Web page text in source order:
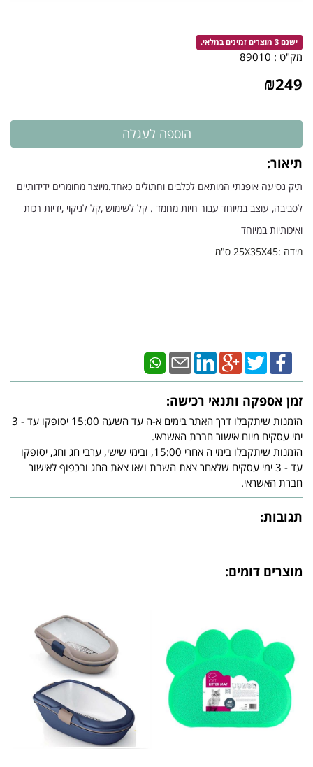
ישנם 3 מוצרים זמינים במלאי.
מק"ט : 89010
₪249
תיאור:
תיק נסיעה אופנתי המותאם לכלבים וחתולים כאחד.מיוצר מחומרים ידידותיים
לסביבה, עוצב במיוחד עבור חיות מחמד . קל לשימוש ,קל לניקוי ,ידיות רכות
ואיכותיות במיוחד
מידה :25X35X45 ס"מ
זמן אספקה ותנאי רכישה:
הזמנות שיתקבלו דרך האתר בימים א-ה עד השעה 15:00 יסופקו עד - 3
ימי עסקים מיום אישור חברת האשראי.
הזמנות שיתקבלו בימי ה אחרי 15:00, ובימי שישי, ערבי חג וחג, יסופקו
עד - 3 ימי עסקים שלאחר צאת השבת ו/או צאת החג ובכפוף לאישור
חברת האשראי.
תגובות:
מוצרים דומים: